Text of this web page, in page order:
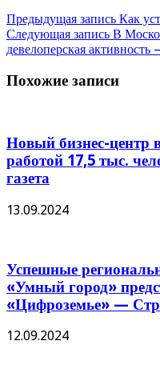
Предыдущая запись Как
Следующая запись В
девелоперская активность
Похожие записи
Новый бизнес-центр
работой 17,5 тыс.
газета
13.09.2024
Успешные
«Умный город»
«Цифроземье» —
12.09.2024